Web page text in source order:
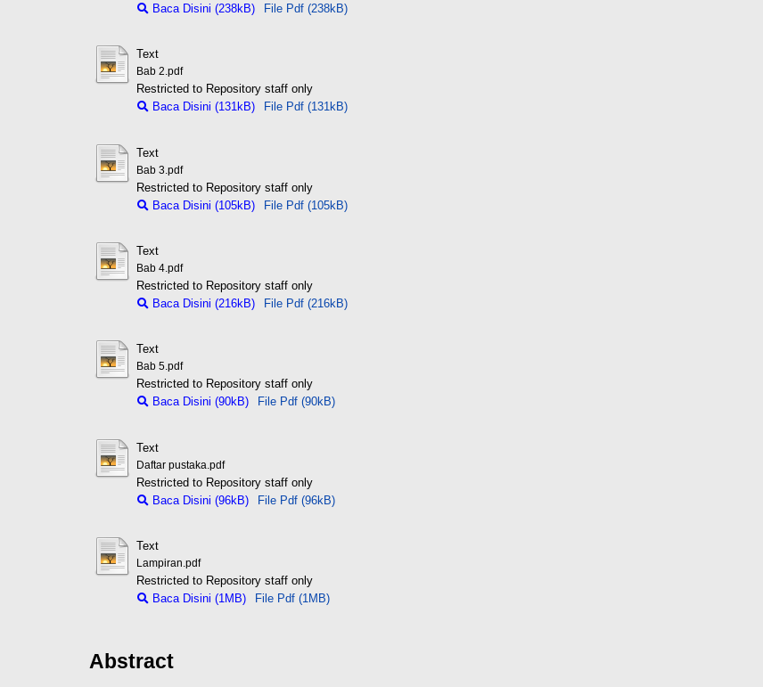
Baca Disini (238kB)
File Pdf (238kB)
Text
Bab 2.pdf
Restricted to Repository staff only
Baca Disini (131kB)
File Pdf (131kB)
Text
Bab 3.pdf
Restricted to Repository staff only
Baca Disini (105kB)
File Pdf (105kB)
Text
Bab 4.pdf
Restricted to Repository staff only
Baca Disini (216kB)
File Pdf (216kB)
Text
Bab 5.pdf
Restricted to Repository staff only
Baca Disini (90kB)
File Pdf (90kB)
Text
Daftar pustaka.pdf
Restricted to Repository staff only
Baca Disini (96kB)
File Pdf (96kB)
Text
Lampiran.pdf
Restricted to Repository staff only
Baca Disini (1MB)
File Pdf (1MB)
Abstract